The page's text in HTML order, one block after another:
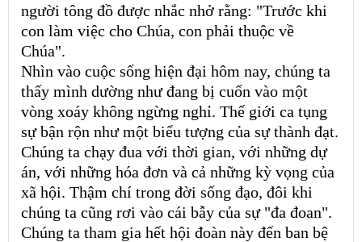
người tông đồ được nhắc nhở rằng: "Trước khi
con làm việc cho Chúa, con phải thuộc về
Chúa".
Nhìn vào cuộc sống hiện đại hôm nay, chúng ta
thấy mình dường như đang bị cuốn vào một
vòng xoáy không ngừng nghỉ. Thế giới ca tụng
sự bận rộn như một biểu tượng của sự thành đạt.
Chúng ta chạy đua với thời gian, với những dự
án, với những hóa đơn và cả những kỳ vọng của
xã hội. Thậm chí trong đời sống đạo, đôi khi
chúng ta cũng rơi vào cái bẫy của sự "đa đoan".
Chúng ta tham gia hết hội đoàn này đến ban bệ